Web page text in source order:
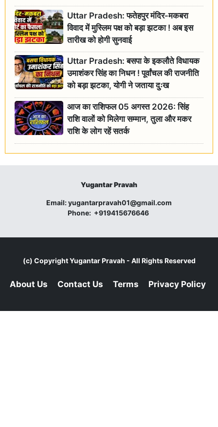
Uttar Pradesh: फतेहपुर मंदिर-मकबरा
विवाद में मुस्लिम पक्ष को बड़ा झटका ! अब इस
तारीख को होगी सुनवाई
Uttar Pradesh: बसपा के इकलौते विधायक
उमाशंकर सिंह का निधन ! पूर्वांचल की राजनीति
को बड़ा झटका, योगी ने जताया दुःख
आज का राशिफल 05 अगस्त 2026: सिंह
राशि वालों को मिलेगा सम्मान, तुला और मकर
राशि के लोग रहें सतर्क
Yugantar Pravah
Email:yugantarpravah01@gmail.com
Phone: +919415676646
(c) CopyrightYugantar Pravah - All Rights Reserved
About Us Contact Us Terms Privacy Policy